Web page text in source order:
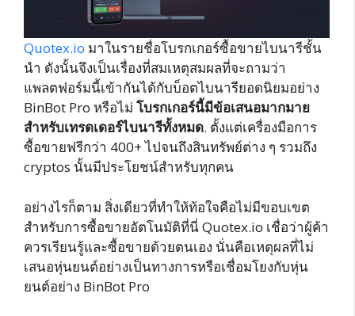
Quotex.io มาในรายชื่อโบรกเกอร์ซื้อขายไบนารีชั้น
นำ ดังนั้นจึงเป็นเรื่องที่สมเหตุสมผลที่จะถามว่า
แพลตฟอร์มนี้เข้ากันได้กับบ็อตไบนารียอดนิยมอย่าง
BinBot Pro หรือไม่ โบรกเกอร์นี้มีข้อเสนอมากมาย
สำหรับเทรดเดอร์ไบนารีทั้งหมด. ตั้งแต่เครื่องมือการ
ซื้อขายฟรีกว่า 400+ ไปจนถึงสินทรัพย์ต่าง ๆ รวมถึง
cryptos นั้นมีประโยชน์สำหรับทุกคน
อย่างไรก็ตาม สิ่งเดียวที่ทำให้ท้อใจคือไม่มีขอบเขต
สำหรับการซื้อขายอัตโนมัติที่นี่ Quotex.io เชื่อว่าผู้ค้า
ควรเรียนรู้และซื้อขายด้วยตนเอง นั่นคือเหตุผลที่ไม่
เสนอหุ่นยนต์อย่างเป็นทางการหรือเชื่อมโยงกับหุ่น
ยนต์อย่าง BinBot Pro